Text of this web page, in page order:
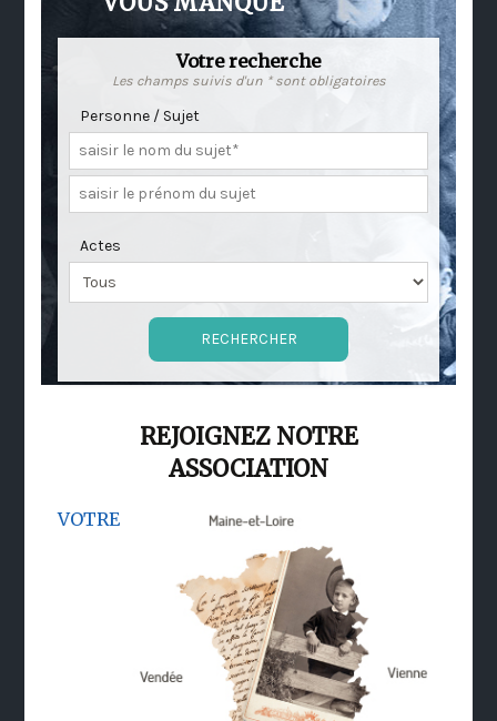
Votre recherche
Les champs suivis d'un * sont obligatoires
Personne / Sujet
Actes
REJOIGNEZ NOTRE
ASSOCIATION
VOTRE